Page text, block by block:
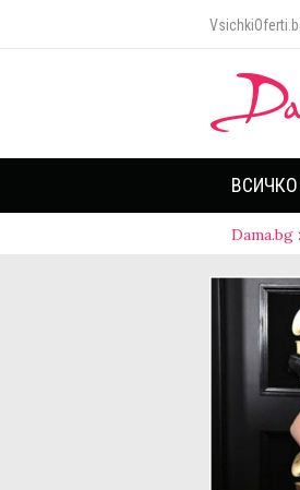
Dama.bg